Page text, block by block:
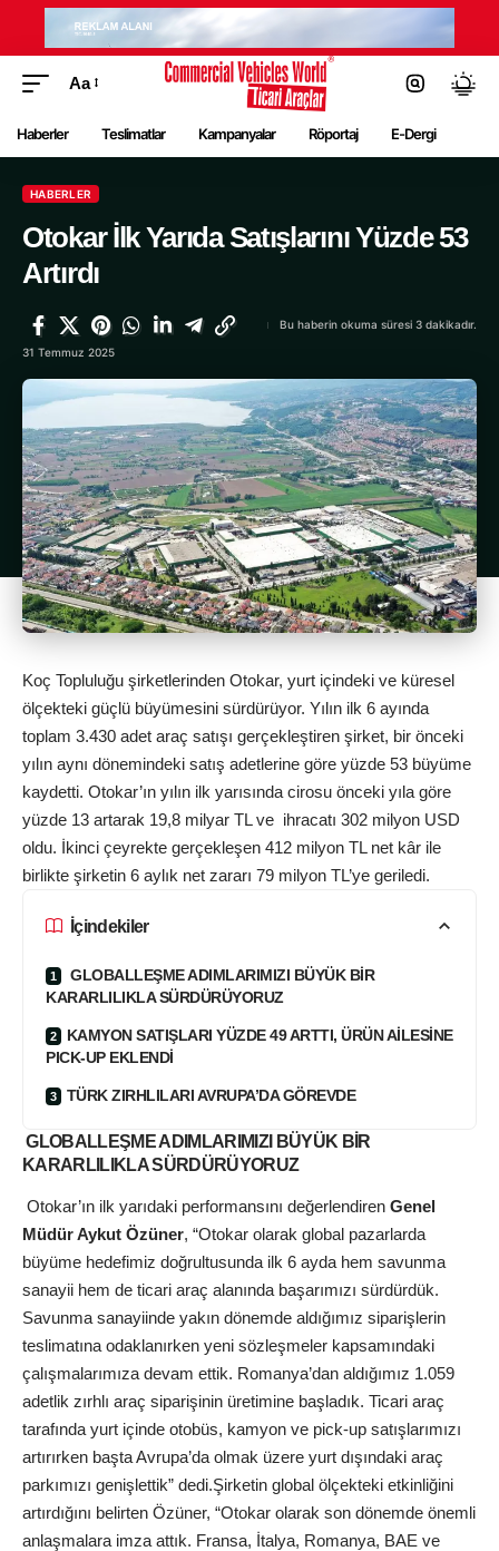
Aa
Haberler Teslimatlar Kampanyalar Röportaj E-Dergi
HABERLER
Otokar İlk Yarıda Satışlarını Yüzde 53
Artırdı
31 Temmuz 2025
Bu haberin okuma süresi 3 dakikadır.
Koç Topluluğu şirketlerinden Otokar, yurt içindeki ve küresel
ölçekteki güçlü büyümesini sürdürüyor. Yılın ilk 6 ayında
toplam 3.430 adet araç satışı gerçekleştiren şirket, bir önceki
yılın aynı dönemindeki satış adetlerine göre yüzde 53 büyüme
kaydetti. Otokar’ın yılın ilk yarısında cirosu önceki yıla göre
yüzde 13 artarak 19,8 milyar TL ve ihracatı 302 milyon USD
oldu. İkinci çeyrekte gerçekleşen 412 milyon TL net kâr ile
birlikte şirketin 6 aylık net zararı 79 milyon TL’ye geriledi.
İçindekiler
GLOBALLEŞME ADIMLARIMIZI BÜYÜK BİR
KARARLILIKLA SÜRDÜRÜYORUZ
KAMYON SATIŞLARI YÜZDE 49 ARTTI, ÜRÜN AİLESİNE
PICK-UP EKLENDİ
TÜRK ZIRHLILARI AVRUPA’DA GÖREVDE
GLOBALLEŞME ADIMLARIMIZI BÜYÜK BİR
KARARLILIKLA SÜRDÜRÜYORUZ
Otokar’ın ilk yarıdaki performansını değerlendiren Genel
Müdür Aykut Özüner, “Otokar olarak global pazarlarda
büyüme hedefimiz doğrultusunda ilk 6 ayda hem savunma
sanayii hem de ticari araç alanında başarımızı sürdürdük.
Savunma sanayiinde yakın dönemde aldığımız siparişlerin
teslimatına odaklanırken yeni sözleşmeler kapsamındaki
çalışmalarımıza devam ettik. Romanya’dan aldığımız 1.059
adetlik zırhlı araç siparişinin üretimine başladık. Ticari araç
tarafında yurt içinde otobüs, kamyon ve pick-up satışlarımızı
artırırken başta Avrupa’da olmak üzere yurt dışındaki araç
parkımızı genişlettik” dedi.Şirketin global ölçekteki etkinliğini
artırdığını belirten Özüner, “Otokar olarak son dönemde önemli
anlaşmalara imza attık. Fransa, İtalya, Romanya, BAE ve